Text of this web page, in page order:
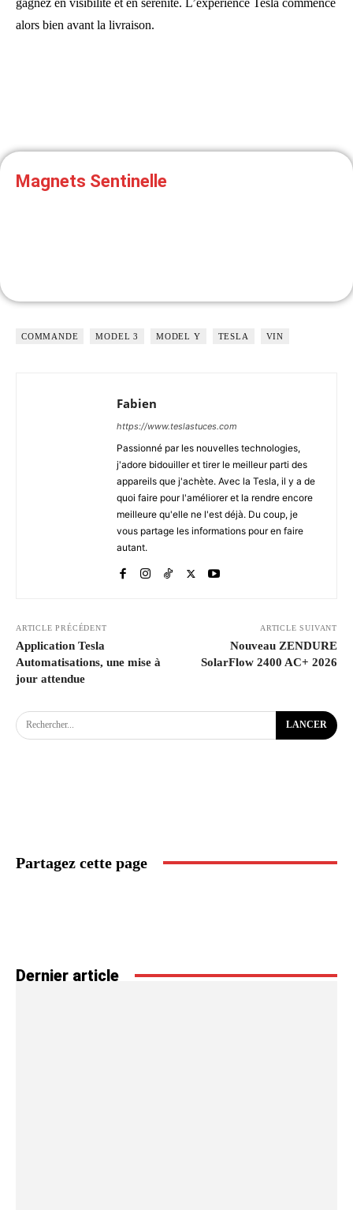
gagnez en visibilité et en sérénité. L’expérience Tesla commence
alors bien avant la livraison.
Magnets Sentinelle
J'Y VAIS
COMMANDE MODEL 3 MODEL Y TESLA VIN
Fabien
https://www.teslastuces.com
Passionné par les nouvelles technologies,
j'adore bidouiller et tirer le meilleur parti des
appareils que j'achète. Avec la Tesla, il y a de
quoi faire pour l'améliorer et la rendre encore
meilleure qu'elle ne l'est déjà. Du coup, je
vous partage les informations pour en faire
autant.
ARTICLE PRÉCÉDENT
Application Tesla
Automatisations, une mise à
jour attendue
ARTICLE SUIVANT
Nouveau ZENDURE
SolarFlow 2400 AC+ 2026
Rechercher... LANCER
Partagez cette page
Dernier article